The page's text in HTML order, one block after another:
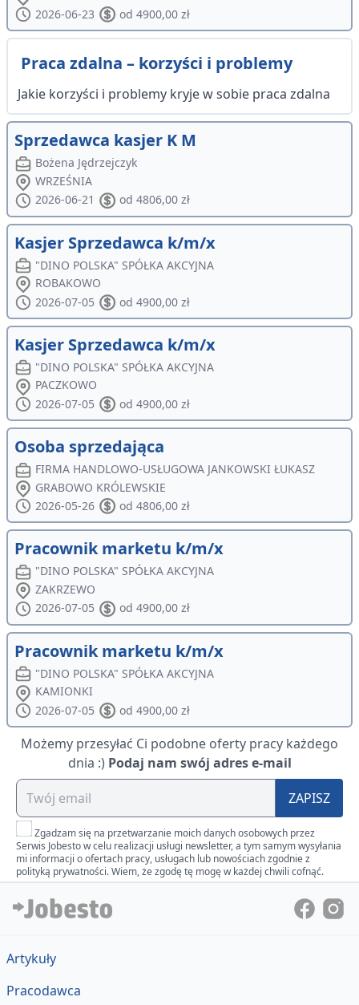
2026-06-23
od 4900,00 zł
Praca zdalna – korzyści i problemy
Jakie korzyści i problemy kryje w sobie praca zdalna
Sprzedawca kasjer K M
Bożena Jędrzejczyk
WRZEŚNIA
2026-06-21
od 4806,00 zł
Kasjer Sprzedawca k/m/x
"DINO POLSKA" SPÓŁKA AKCYJNA
ROBAKOWO
2026-07-05
od 4900,00 zł
Kasjer Sprzedawca k/m/x
"DINO POLSKA" SPÓŁKA AKCYJNA
PACZKOWO
2026-07-05
od 4900,00 zł
Osoba sprzedająca
FIRMA HANDLOWO-USŁUGOWA JANKOWSKI ŁUKASZ
GRABOWO KRÓLEWSKIE
2026-05-26
od 4806,00 zł
Pracownik marketu k/m/x
"DINO POLSKA" SPÓŁKA AKCYJNA
ZAKRZEWO
2026-07-05
od 4900,00 zł
Pracownik marketu k/m/x
"DINO POLSKA" SPÓŁKA AKCYJNA
KAMIONKI
2026-07-05
od 4900,00 zł
Możemy przesyłać Ci podobne oferty pracy każdego
dnia :) Podaj nam swój adres e-mail
ZAPISZ
Zgadzam się na przetwarzanie moich danych osobowych przez
Serwis Jobesto w celu realizacji usługi newsletter, a tym samym wysyłania
mi informacji o ofertach pracy, usługach lub nowościach zgodnie z
polityką prywatności. Wiem, że zgodę tę mogę w każdej chwili cofnąć.
Artykuły
Pracodawca